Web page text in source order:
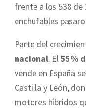
frente a los 538 de
enchufables
Parte del
nacional. El55%
vende en España
Castilla y León,
motores híbridos